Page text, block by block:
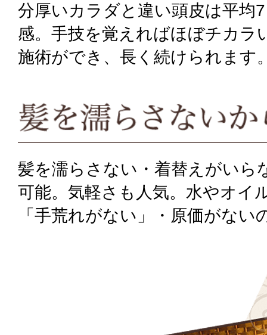
分厚いカラダと違い頭皮は平均
感。手技を覚えればほぼチカラ
施術ができ、長く続けられます
髪を濡らさない・着替えがいら
可能。気軽さも人気。水やオイ
「手荒れがない」・原価がない